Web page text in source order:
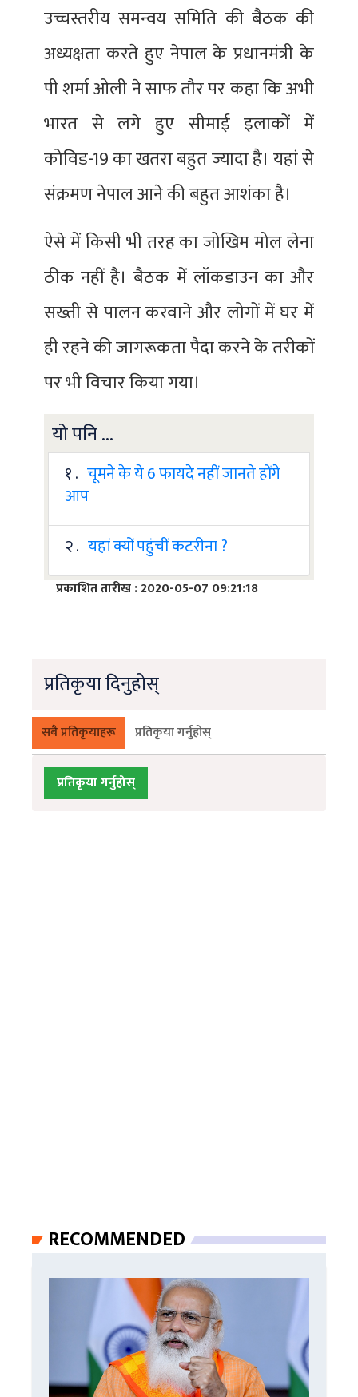
उच्चस्तरीय समन्वय समिति की बैठक की
अध्यक्षता करते हुए नेपाल के प्रधानमंत्री के
पी शर्मा ओली ने साफ तौर पर कहा कि अभी
भारत से लगे हुए सीमाई इलाकों में
कोविड-19 का खतरा बहुत ज्यादा है। यहां से
संक्रमण नेपाल आने की बहुत आशंका है।
ऐसे में किसी भी तरह का जोखिम मोल लेना
ठीक नहीं है। बैठक में लॉकडाउन का और
सख्ती से पालन करवाने और लोगों में घर में
ही रहने की जागरूकता पैदा करने के तरीकों
पर भी विचार किया गया।
यो पनि ...
१ . चूमने के ये 6 फायदे नहीं जानते होंगे
आप
२ . यहां क्यों पहुंचीं कटरीना ?
प्रकाशित तारीख : 2020-05-07 09:21:18
प्रतिकृया दिनुहोस्
सबै प्रतिकृयाहरू प्रतिकृया गर्नुहोस्
प्रतिकृया गर्नुहोस्
RECOMMENDED